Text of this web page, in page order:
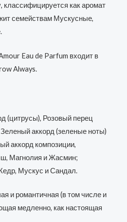
классифицируется как аромат
семействам Мускусные,
Eau de Parfum входит в
Always.
(цитрусы), Розовый перец
аккорд (зеленые ноты)
аккорд композиции,
Магнолия и Жасмин;
Мускус и Сандал.
и романтичная (в том числе и
медленно, как настоящая